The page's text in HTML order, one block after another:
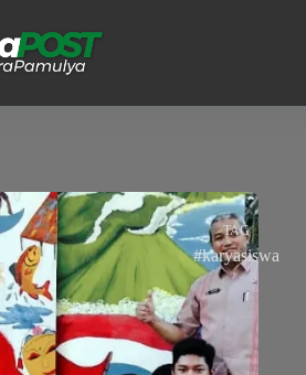
TAG
#karyasiswa